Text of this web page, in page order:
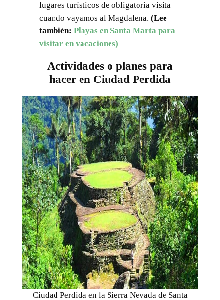
lugares turísticos de obligatoria visita
cuando vayamos al Magdalena. (Lee
también: Playas en Santa Marta para
visitar en vacaciones)
Actividades o planes para
hacer en Ciudad Perdida
Ciudad Perdida en la Sierra Nevada de Santa